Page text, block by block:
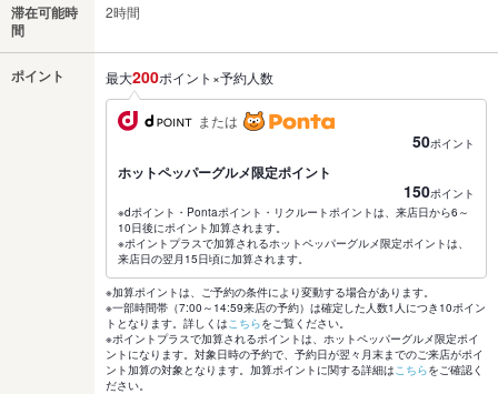
滞在可能時
間
2時間
ポイント 最大200ポイント×予約人数
または
50ポイント
ホットペッパーグルメ限定ポイント
150ポイント
※dポイント・Pontaポイント・リクルートポイントは、来店日から6～
10日後にポイント加算されます。
※ポイントプラスで加算されるホットペッパーグルメ限定ポイントは、
来店日の翌月15日頃に加算されます。
※加算ポイントは、ご予約の条件により変動する場合があります。
※一部時間帯（7:00～14:59来店の予約）は確定した人数1人につき10ポイン
トとなります。詳しくはこちらをご覧ください。
※ポイントプラスで加算されるポイントは、ホットペッパーグルメ限定ポイ
ントになります。対象日時の予約で、予約日が翌々月末までのご来店がポイ
ント加算の対象となります。加算ポイントに関する詳細はこちらをご確認く
ださい。